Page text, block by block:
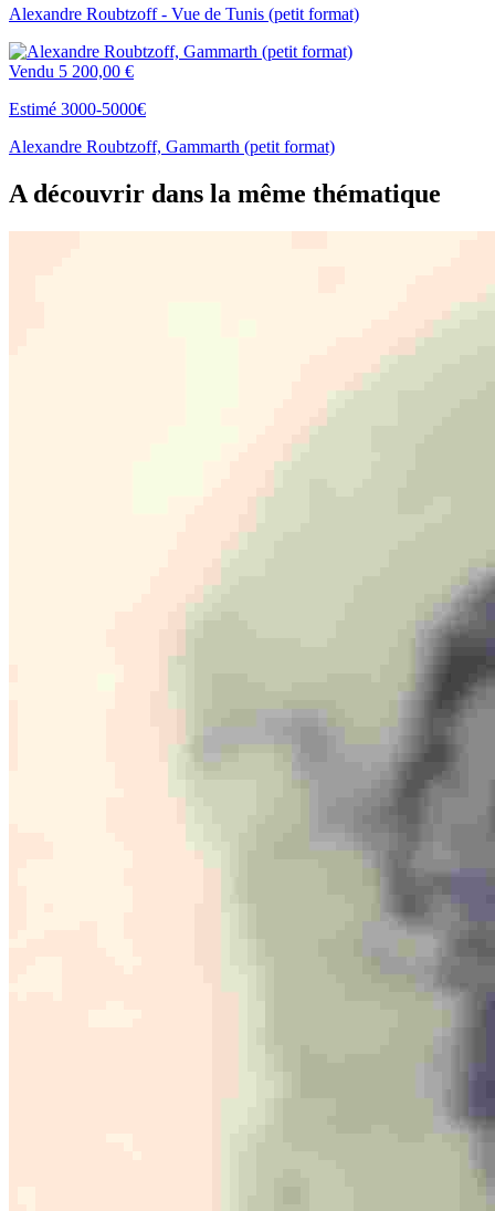
Alexandre Roubtzoff - Vue de Tunis (petit format)
Vendu 5 200,00 €
Estimé 3000-5000€
Alexandre Roubtzoff, Gammarth (petit format)
A découvrir dans la même thématique